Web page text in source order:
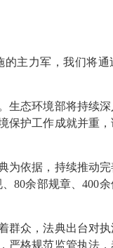
主力军，我们将通
生态环境部将持续
保护工作成就并重
为依据，持续推动
80余部规章、400余
群众，法典出台对
严格规范监管执法